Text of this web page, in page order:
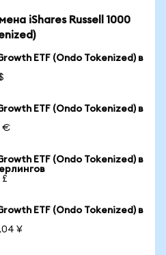
iShares Russell 1000
ETF (Ondo Tokenized) в
ETF (Ondo Tokenized) в
€
ETF (Ondo Tokenized) в
£
ETF (Ondo Tokenized) в
¥